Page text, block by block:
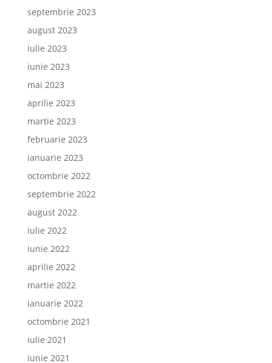
septembrie 2023
august 2023
iulie 2023
iunie 2023
mai 2023
aprilie 2023
martie 2023
februarie 2023
ianuarie 2023
octombrie 2022
septembrie 2022
august 2022
iulie 2022
iunie 2022
aprilie 2022
martie 2022
ianuarie 2022
octombrie 2021
iulie 2021
iunie 2021